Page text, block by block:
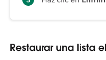
Restaurar una lista